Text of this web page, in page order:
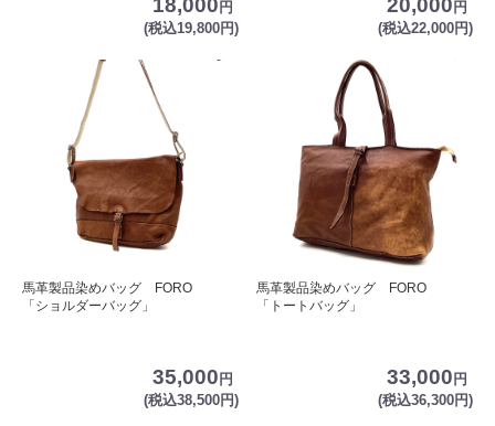
18,000 円
(税込19,800円)
20,000 円
(税込22,000円)
馬革製品染めバッグ FORO
「ショルダーバッグ」
35,000 円
(税込38,500円)
馬革製品染めバッグ FORO
「トートバッグ」
33,000 円
(税込36,300円)